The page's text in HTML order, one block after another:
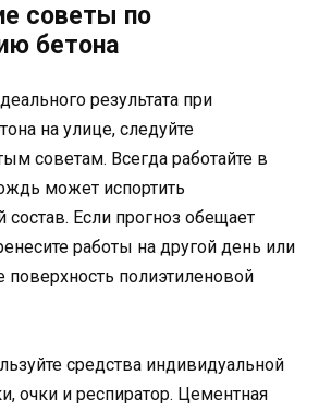
советы по
бетона
результата при
на улице, следуйте
советам. Всегда работайте в
может испортить
Если прогноз обещает
работы на другой день или
поверхность полиэтиленовой
средства индивидуальной
очки и респиратор. Цементная